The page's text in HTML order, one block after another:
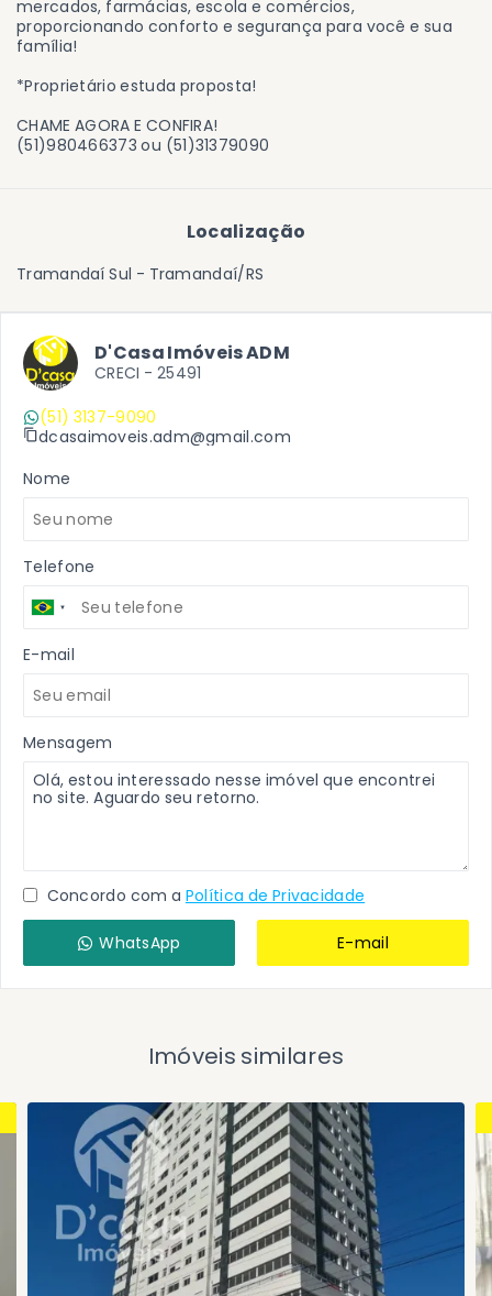
mercados, farmácias, escola e comércios,
proporcionando conforto e segurança para você e sua
família!
*Proprietário estuda proposta!
CHAME AGORA E CONFIRA!
(51)980466373 ou (51)31379090
Localização
Tramandaí Sul - Tramandaí/RS
D'Casa Imóveis ADM
CRECI - 25491
(51) 3137-9090
dcasaimoveis.adm@gmail.com
Nome
Telefone
E-mail
Mensagem
Concordo com a Política de Privacidade
WhatsApp E-mail
Imóveis similares